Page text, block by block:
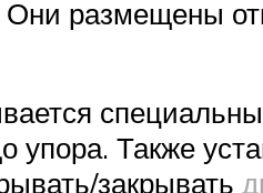
размещены
упора. Также
закрывать